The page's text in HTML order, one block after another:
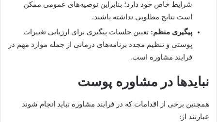
شرایط خاص خود دارد؛ بنابراین توصیه‌های عمومی ممکن
است نتایج مطلوبی نداشته باشند.
پیگیری منظم: تعیین جلسات پیگیری برای ارزیابی تغییرات
پوستی و تنظیم مجدد برنامه‌های درمانی از جمله موارد مهم در
فرایند مشاوره است.
نبایدها در مشاوره پوست
همچنین برخی از اقدامات که در فرایند مشاوره نباید انجام شوند
عبارتند از: